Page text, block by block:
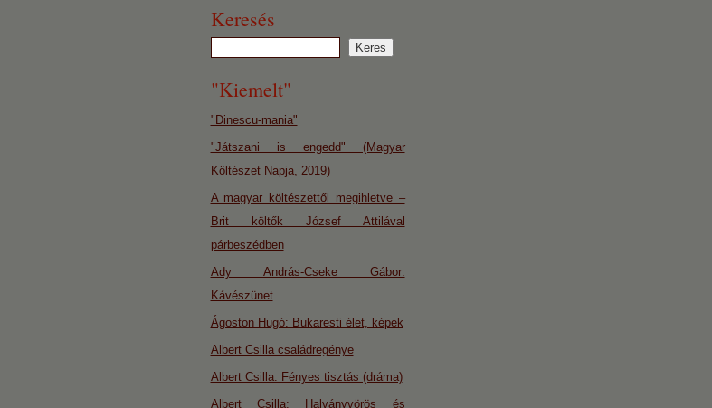
Keresés
"Kiemelt"
"Dinescu-mania"
"Játszani is engedd" (Magyar
Költészet Napja, 2019)
A magyar költészettől megihletve –
Brit költők József Attilával
párbeszédben
Ady András-Cseke Gábor:
Kávészünet
Ágoston Hugó: Bukaresti élet, képek
Albert Csilla családregénye
Albert Csilla: Fényes tisztás (dráma)
Albert Csilla: Halványvörös és